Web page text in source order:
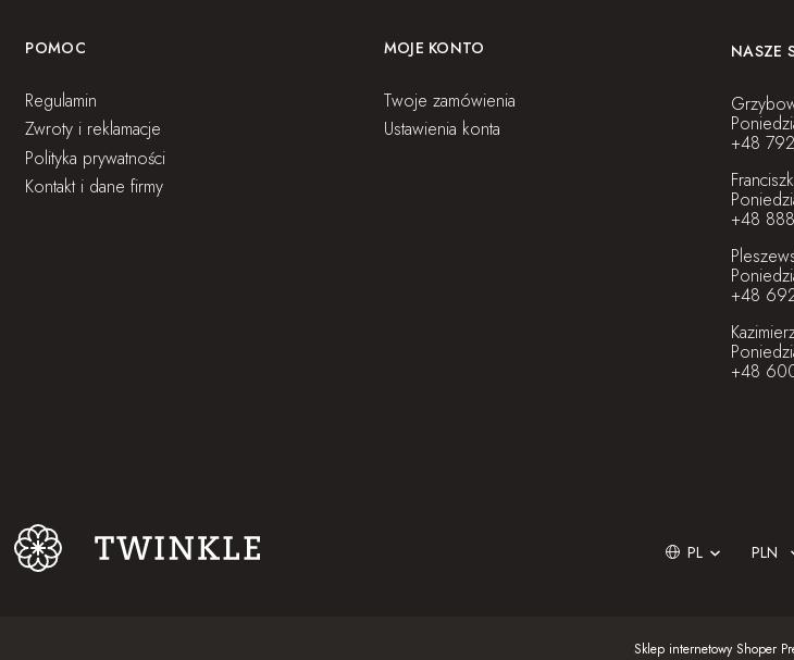
POMOC
Regulamin
Zwroty i reklamacje
Polityka prywatności
Kontakt i dane firmy
MOJE KONTO
Twoje zamówienia
Ustawienia konta
NASZE
+48
+48
+48
+48
Sklep internetowy Shoper